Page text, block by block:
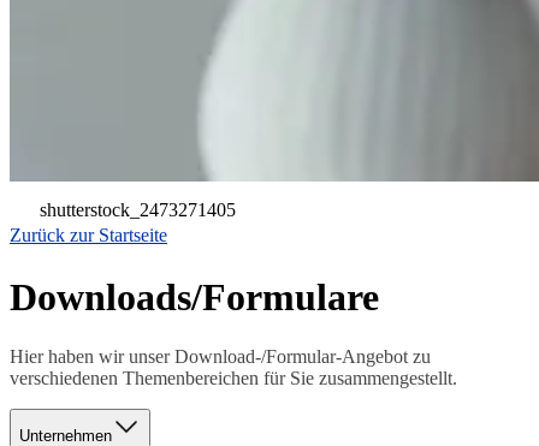
shutterstock_2473271405
Zurück zur Startseite
Downloads/Formulare
Hier haben wir unser Download-/Formular-Angebot zu
verschiedenen Themenbereichen für Sie zusammengestellt.
Unternehmen